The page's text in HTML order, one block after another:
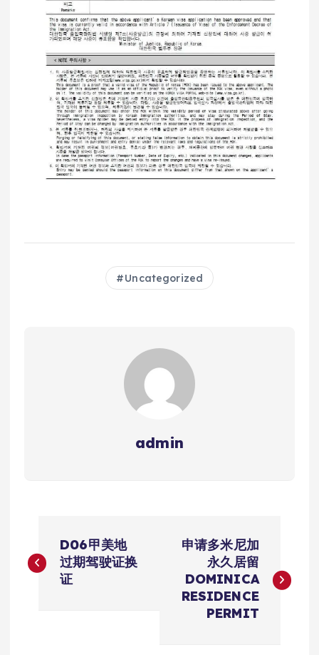
Uncategorized
admin
章
D06甲美地
过期驾驶证换
证
申请多米尼加
永久居留
DOMINICA
RESIDENCE
PERMIT